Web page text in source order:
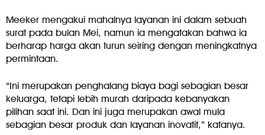
Meeker mengakui mahalnya layanan ini dalam sebuah
surat pada bulan Mei, namun ia mengatakan bahwa ia
berharap harga akan turun seiring dengan meningkatnya
permintaan.
“Ini merupakan penghalang biaya bagi sebagian besar
keluarga, tetapi lebih murah daripada kebanyakan
pilihan saat ini. Dan ini juga merupakan awal mula
sebagian besar produk dan layanan inovatif,” katanya.